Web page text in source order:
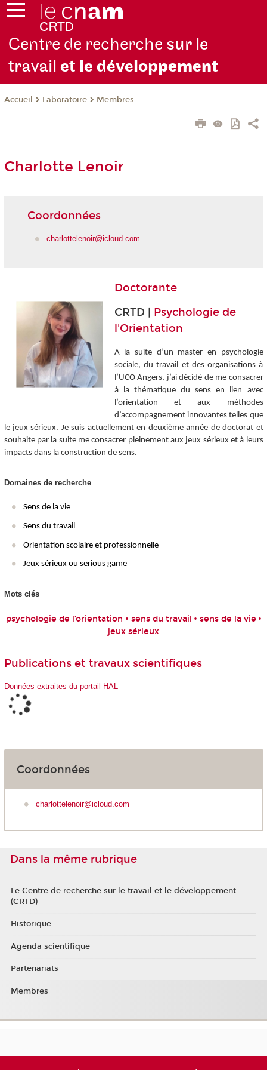
Centre de recherche sur le
travailet le développement
Accueil Laboratoire Membres
Charlotte Lenoir
Coordonnées
charlottelenoir@icloud.com
Doctorante
CRTD | Psychologie de
l'Orientation
A la suite d’un master en psychologie
sociale, du travail et des organisations à
l’UCO Angers, j’ai décidé de me consacrer
à la thématique du sens en lien avec
l’orientation et aux méthodes
d’accompagnement innovantes telles que
le jeux sérieux. Je suis actuellement en deuxième année de doctorat et
souhaite par la suite me consacrer pleinement aux jeux sérieux et à leurs
impacts dans la construction de sens.
Domaines de recherche
Sens de la vie
Sens du travail
Orientation scolaire et professionnelle
Jeux sérieux ou serious game
Mots clés
psychologie de l’orientation • sens du travail • sens de la vie •
jeux sérieux
Publications et travaux scientifiques
Données extraites du portail HAL
Coordonnées
charlottelenoir@icloud.com
Dans la même rubrique
Le Centre de recherche sur le travail et le développement
(CRTD)
Historique
Agenda scientifique
Partenariats
Membres